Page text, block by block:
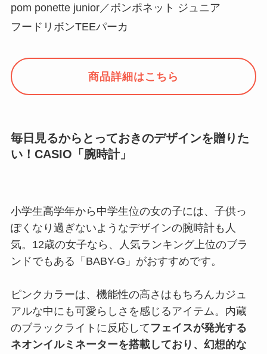
pom ponette junior／ポンポネット ジュニア
フードリボンTEEパーカ
商品詳細はこちら
毎日見るからとっておきのデザインを贈りた
い！CASIO「腕時計」
小学生高学年から中学生位の女の子には、子供っ
ぽくなり過ぎないようなデザインの腕時計も人
気。12歳の女子なら、人気ランキング上位のブラ
ンドでもある「BABY-G」がおすすめです。
ピンクカラーは、機能性の高さはもちろんカジュ
アルな中にも可愛らしさを感じるアイテム。内蔵
のブラックライトに反応して フェイスが発光する
ネオンイルミネーターを搭載しており、幻想的な